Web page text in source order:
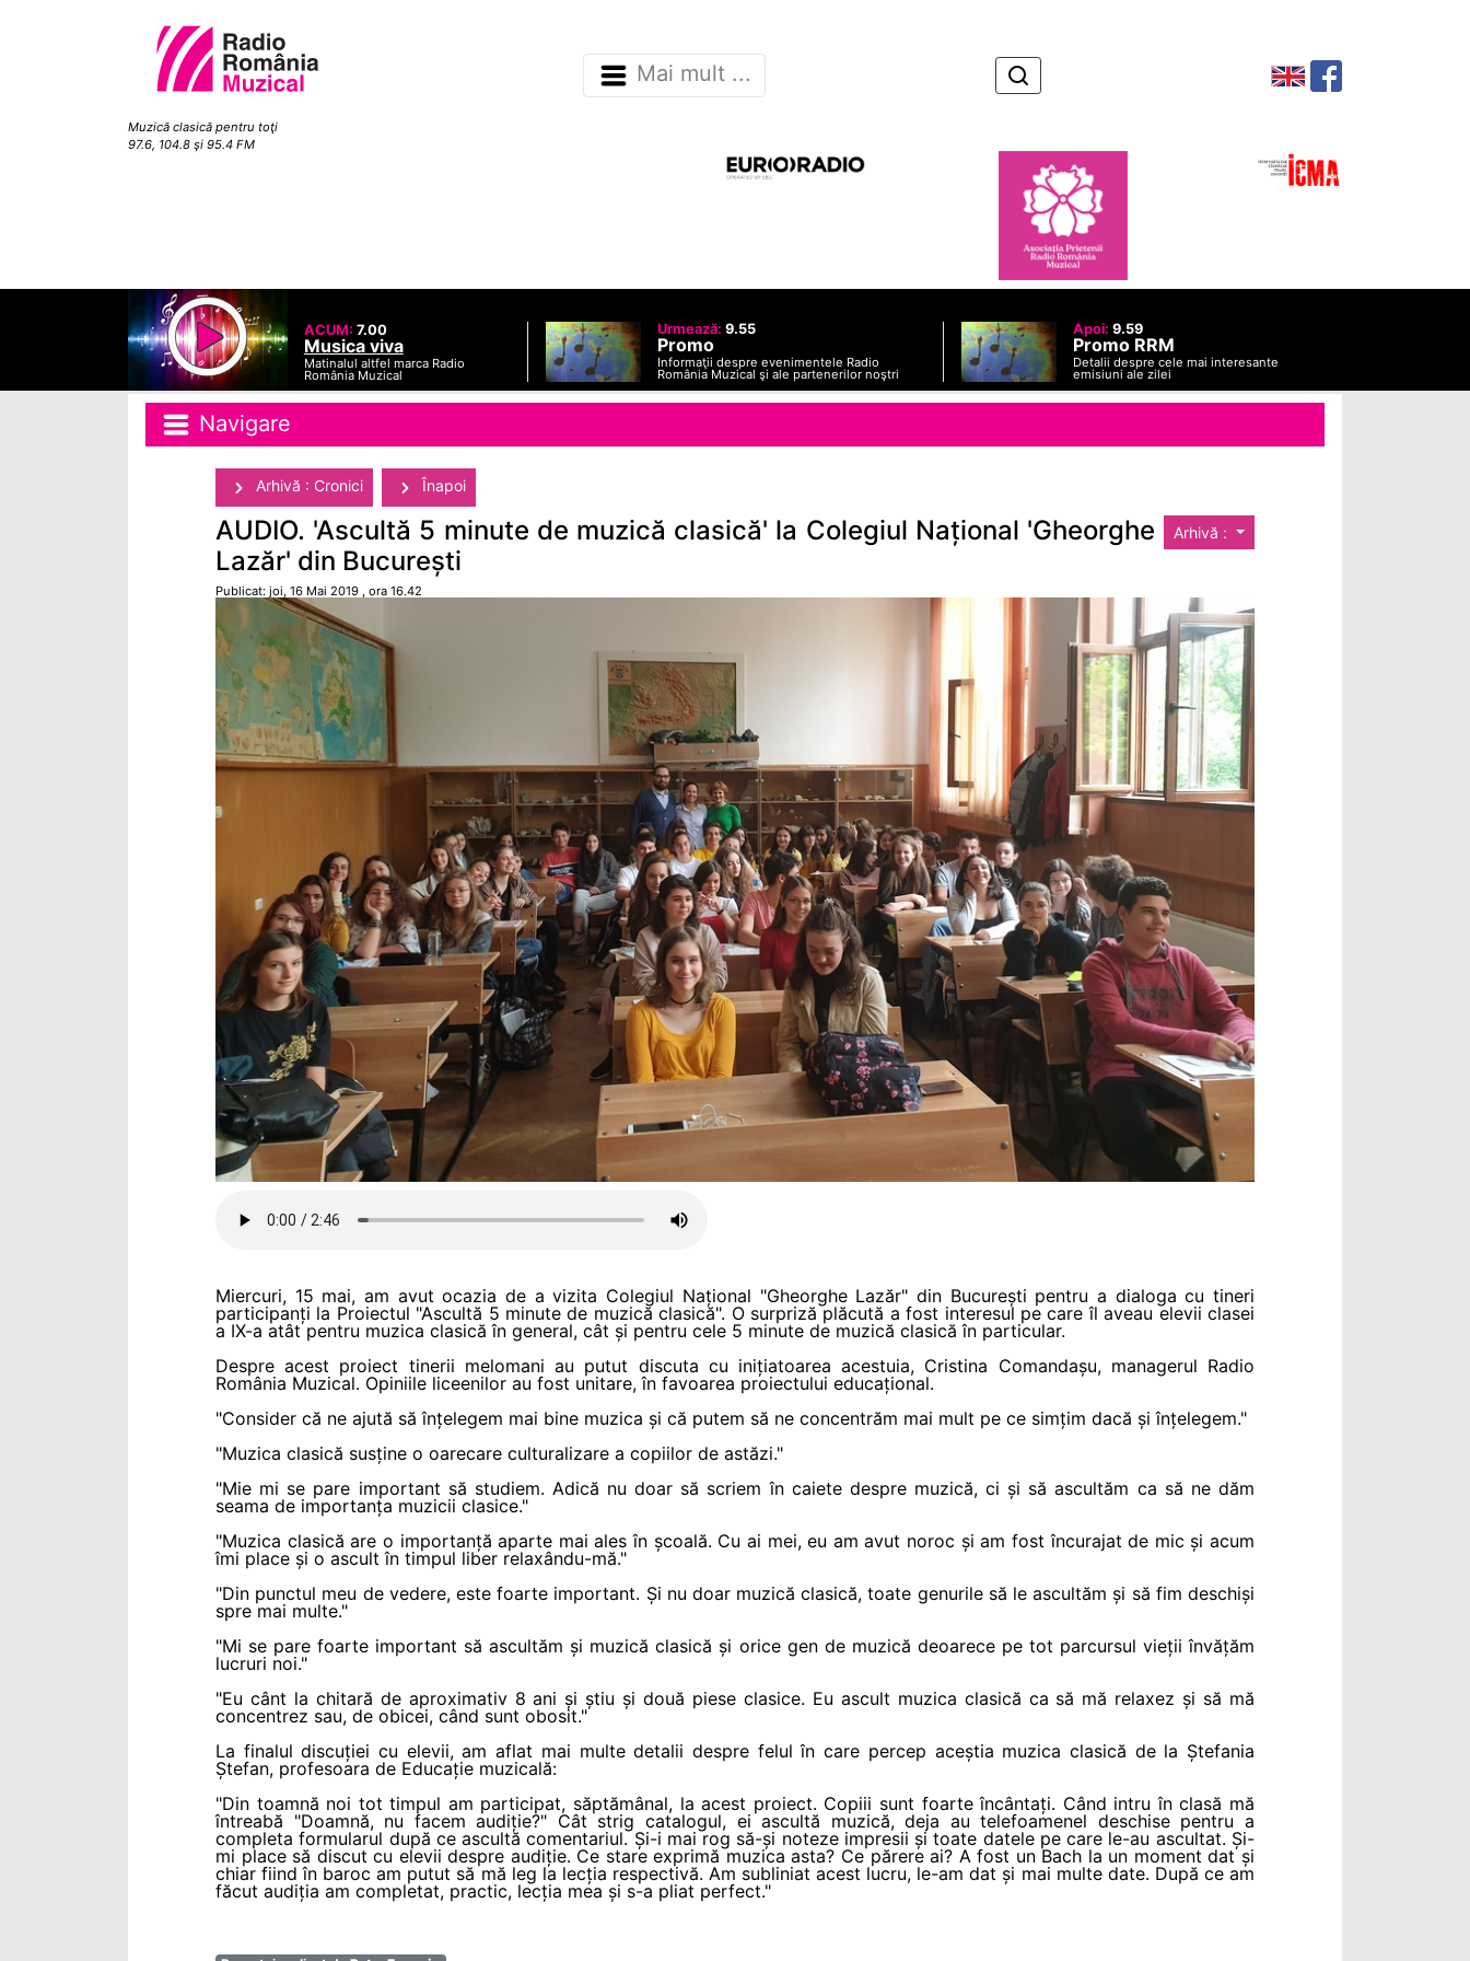
Muzică clasică pentru toţi
97.6, 104.8 şi 95.4 FM
Mai mult ...
ACUM: 7.00
Musica viva
Matinalul altfel marca Radio
România Muzical
Urmează: 9.55
Promo
Informaţii despre evenimentele Radio
România Muzical şi ale partenerilor noştri
Apoi: 9.59
Promo RRM
Detalii despre cele mai interesante
emisiuni ale zilei
Navigare
Arhivă : Cronici Înapoi
Arhivă :
AUDIO. 'Ascultă 5 minute de muzică clasică' la Colegiul Național 'Gheorghe
Lazăr' din București
Publicat: joi, 16 Mai 2019 , ora 16.42
Miercuri, 15 mai, am avut ocazia de a vizita Colegiul Național "Gheorghe Lazăr" din București pentru a dialoga cu tineri
participanți la Proiectul "Ascultă 5 minute de muzică clasică". O surpriză plăcută a fost interesul pe care îl aveau elevii clasei
a IX-a atât pentru muzica clasică în general, cât și pentru cele 5 minute de muzică clasică în particular.
Despre acest proiect tinerii melomani au putut discuta cu inițiatoarea acestuia, Cristina Comandașu, managerul Radio
România Muzical. Opiniile liceenilor au fost unitare, în favoarea proiectului educațional.
"Consider că ne ajută să înțelegem mai bine muzica și că putem să ne concentrăm mai mult pe ce simțim dacă și înțelegem."
"Muzica clasică susține o oarecare culturalizare a copiilor de astăzi."
"Mie mi se pare important să studiem. Adică nu doar să scriem în caiete despre muzică, ci și să ascultăm ca să ne dăm
seama de importanța muzicii clasice."
"Muzica clasică are o importanță aparte mai ales în școală. Cu ai mei, eu am avut noroc și am fost încurajat de mic și acum
îmi place și o ascult în timpul liber relaxându-mă."
"Din punctul meu de vedere, este foarte important. Și nu doar muzică clasică, toate genurile să le ascultăm și să fim deschiși
spre mai multe."
"Mi se pare foarte important să ascultăm și muzică clasică și orice gen de muzică deoarece pe tot parcursul vieții învățăm
lucruri noi."
"Eu cânt la chitară de aproximativ 8 ani și știu și două piese clasice. Eu ascult muzica clasică ca să mă relaxez și să mă
concentrez sau, de obicei, când sunt obosit."
La finalul discuției cu elevii, am aflat mai multe detalii despre felul în care percep aceștia muzica clasică de la Ștefania
Ștefan, profesoara de Educație muzicală:
"Din toamnă noi tot timpul am participat, săptămânal, la acest proiect. Copiii sunt foarte încântați. Când intru în clasă mă
întreabă "Doamnă, nu facem audiție?" Cât strig catalogul, ei ascultă muzică, deja au telefoamenel deschise pentru a
completa formularul după ce ascultă comentariul. Și-i mai rog să-și noteze impresii și toate datele pe care le-au ascultat. Și-
mi place să discut cu elevii despre audiție. Ce stare exprimă muzica asta? Ce părere ai? A fost un Bach la un moment dat și
chiar fiind în baroc am putut să mă leg la lecția respectivă. Am subliniat acest lucru, le-am dat și mai multe date. După ce am
făcut audiția am completat, practic, lecția mea și s-a pliat perfect."